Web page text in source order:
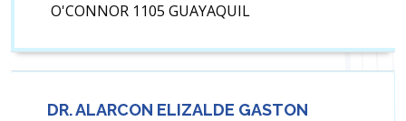
O'CONNOR 1105 GUAYAQUIL
DR. ALARCON ELIZALDE GASTON